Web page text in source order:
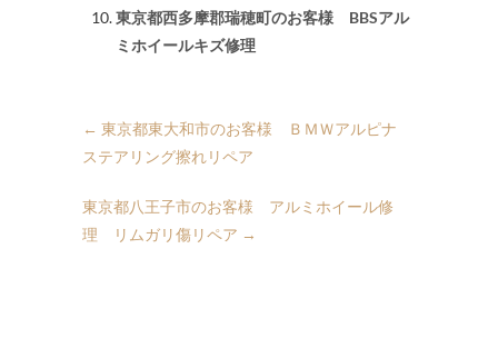
東京都西多摩郡瑞穂町のお客様 BBSアル
ミホイールキズ修理
← 東京都東大和市のお客様 ＢＭＷアルピナ
ステアリング擦れリペア
東京都八王子市のお客様 アルミホイール修
理 リムガリ傷リペア →